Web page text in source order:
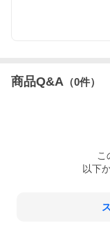
商品Q&A （0件）
こ
以下